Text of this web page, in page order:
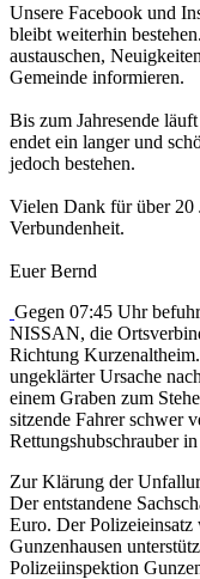
Unsere Facebook und
bleibt weiterhin
austauschen,
Gemeinde informieren.
Bis zum Jahresende
endet ein langer und
jedoch bestehen.
Vielen Dank für über 20
Verbundenheit.
Euer Bernd
Gegen 07:45 Uhr
NISSAN, die
Richtung
ungeklärter Ursache
einem Graben zum
sitzende Fahrer schwer
Rettungshubschrauber
Zur Klärung der
Der entstandene
Euro. Der
Gunzenhausen
Polizeiinspektion